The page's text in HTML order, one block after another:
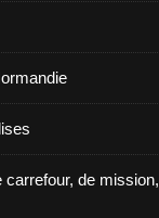
de mission,